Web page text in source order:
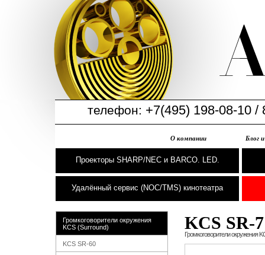
телефон: +7(495) 198-08-10 /
О компании Блог
Проекторы SHARP/NEC и BARCO. LED.
Удалённый сервис (NOC/TMS) кинотеатра
Громкоговорители окружения
KCS (Surround)
KCS SR-60
KCS SR-7
Громкоговорители окружения